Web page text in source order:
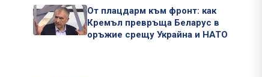
От плацдарм към фронт: как
Кремъл превръща Беларус в
оръжие срещу Украйна и НАТО